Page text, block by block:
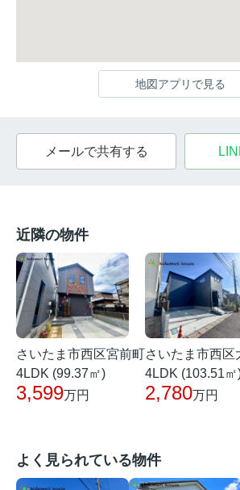
地図アプリで見る
メールで共有する
近隣の物件
さいたま市西区宮前町
4LDK (99.37㎡)
3,599万円
さいたま市西区
4LDK (103.51㎡
2,780万円
よく見られている物件